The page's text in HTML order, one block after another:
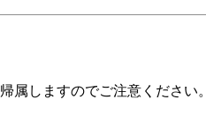
属しますのでご注意ください。